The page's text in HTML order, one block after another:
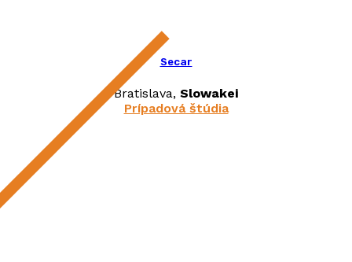
Secar
Bratislava, Slowakei
Prípadová štúdia